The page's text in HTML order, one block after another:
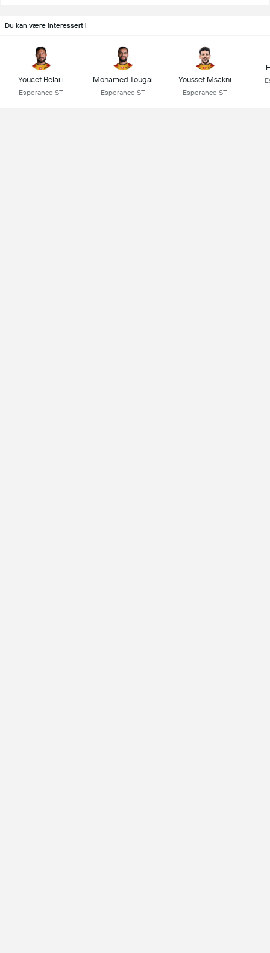
Du kan være interessert i
Youcef Belaili
Esperance ST
Mohamed Tougai
Esperance ST
Youssef Msakni
Esperance ST